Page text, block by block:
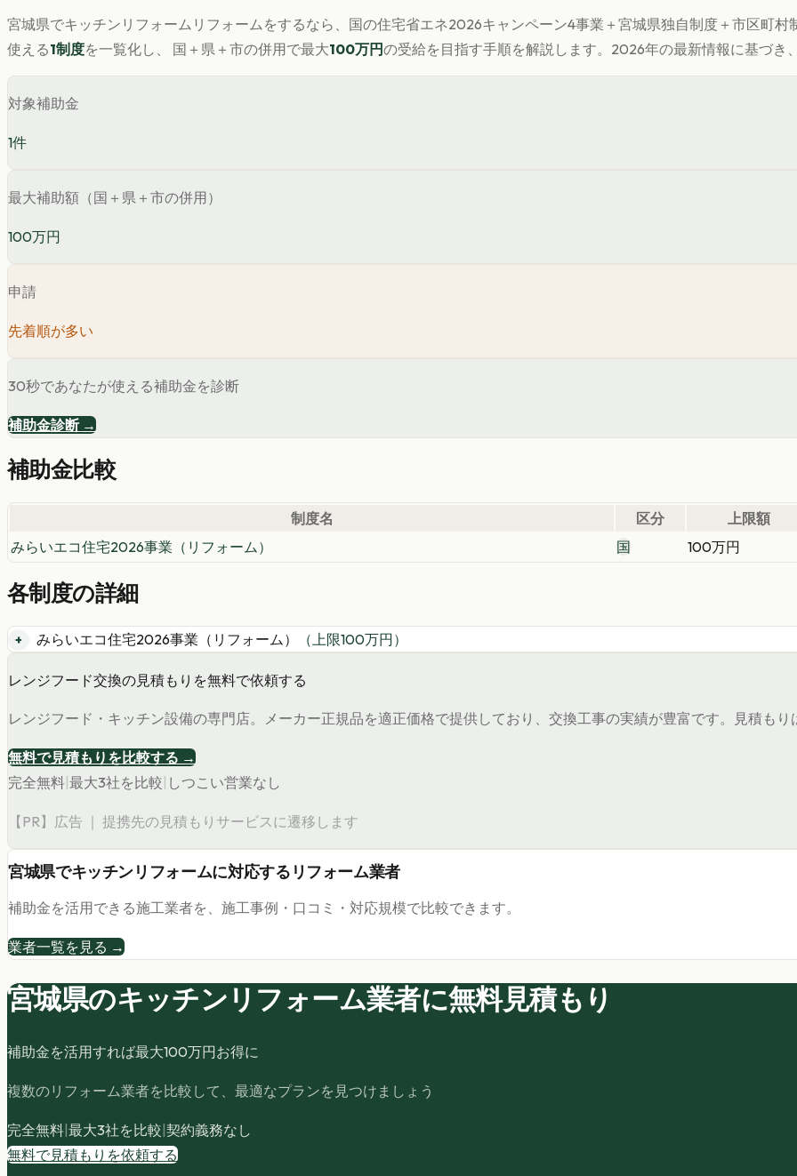
宮城県でキッチンリフォーム リフォームをするなら、国の住宅省エネ2026キャンペーン4事業＋ 宮城県独自制度＋市区町村
使える1制度を一覧化し、 国＋県＋市の併用で最大100万円の受給を目指す手順を解説します。 2026年の最新情報に基づき
対象補助金
1件
最大補助額（国＋県＋市の併用）
100万円
申請
先着順が多い
30秒であなたが使える補助金を診断
補助金診断 →
補助金比較
制度名 区分 上限額
みらいエコ住宅2026事業（リフォーム）
国 100万円
各制度の詳細
みらいエコ住宅2026事業（リフォーム） （上限100万円）
レンジフード交換の見積もりを無料で依頼する
レンジフード・キッチン設備の専門店。メーカー正規品を適正価格で提供しており、交換工事の実績が豊富です。見積もり
無料で見積もりを比較する →
完全無料 最大3社を比較 しつこい営業なし
【PR】広告 ｜ 提携先の見積もりサービスに遷移します
宮城県でキッチンリフォームに対応するリフォーム業者
補助金を活用できる施工業者を、施工事例・口コミ・対応規模で比較できます。
業者一覧を見る →
宮城県のキッチンリフォーム業者に無料見積もり
補助金を活用すれば最大100万円お得に
複数のリフォーム業者を比較して、最適なプランを見つけましょう
完全無料|最大3社を比較|契約義務なし
無料で見積もりを依頼する